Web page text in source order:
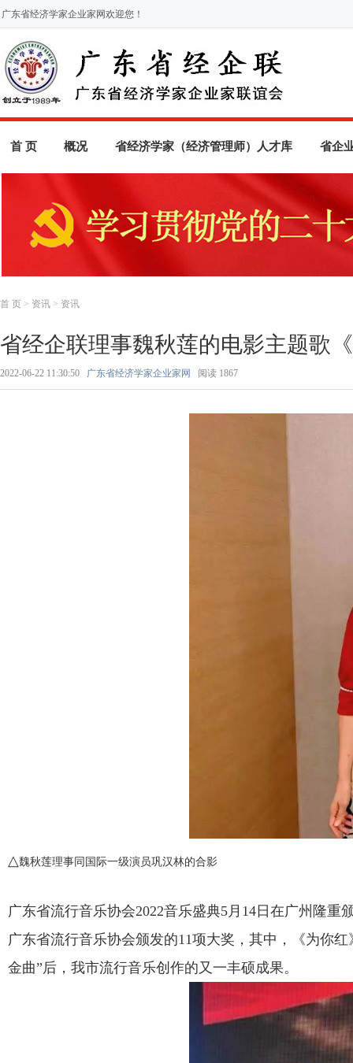
广东省经济学家企业家网欢迎您！
首 页 概况 省经济学家（经济管理师）人才库 省企
首 页 > 资讯 > 资讯
省经企联理事魏秋莲的电影主题歌
2022-06-22 11:30:50 广东省经济学家企业家网 阅读 1867
△魏秋莲理事同国际一级演员巩汉林的合影
广东省流行音乐协会2022音乐盛典5月14日在广州隆
广东省流行音乐协会颁发的11项大奖，其中，《为你
金曲”后，我市流行音乐创作的又一丰硕成果。